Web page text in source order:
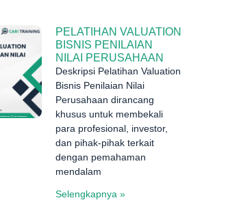
PELATIHAN VALUATION
BISNIS PENILAIAN
NILAI PERUSAHAAN
Deskripsi Pelatihan Valuation
Bisnis Penilaian Nilai
Perusahaan dirancang
khusus untuk membekali
para profesional, investor,
dan pihak-pihak terkait
dengan pemahaman
mendalam
Selengkapnya »